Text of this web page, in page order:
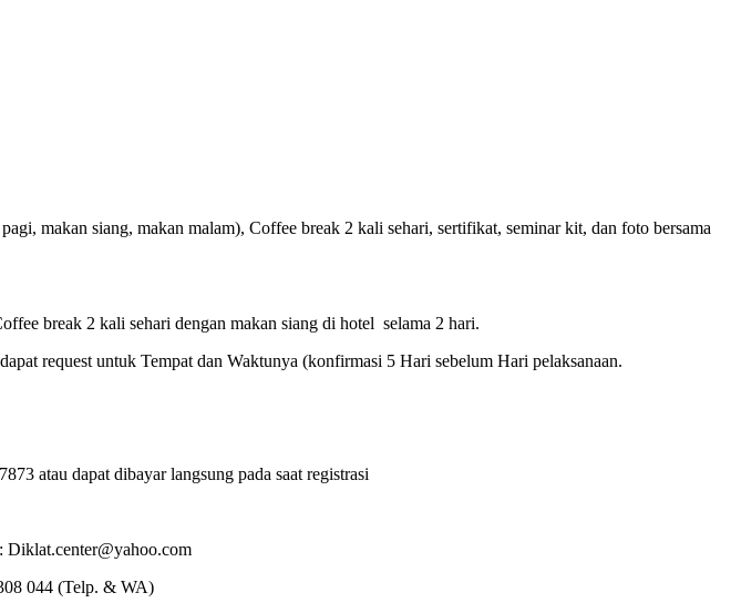
makan siang, makan malam), Coffee break 2 kali sehari, sertifikat, seminar kit, dan foto bersama
break 2 kali sehari dengan makan siang di hotel selama 2 hari.
request untuk Tempat dan Waktunya (konfirmasi 5 Hari sebelum Hari pelaksanaan.
atau dapat dibayar langsung pada saat registrasi
Diklat.center@yahoo.com
044 (Telp. & WA)